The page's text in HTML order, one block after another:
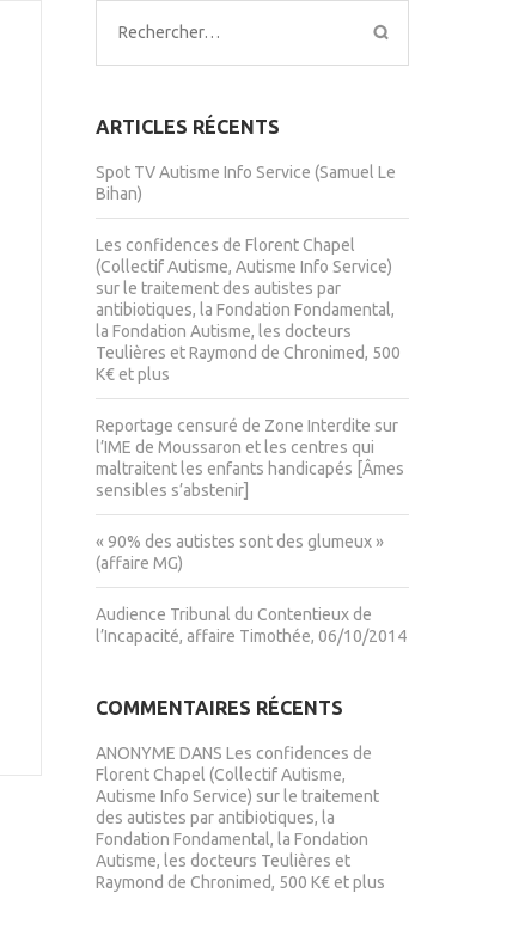
Rechercher :
ARTICLES RÉCENTS
Spot TV Autisme Info Service (Samuel Le
Bihan)
Les confidences de Florent Chapel
(Collectif Autisme, Autisme Info Service)
sur le traitement des autistes par
antibiotiques, la Fondation Fondamental,
la Fondation Autisme, les docteurs
Teulières et Raymond de Chronimed, 500
K€ et plus
Reportage censuré de Zone Interdite sur
l’IME de Moussaron et les centres qui
maltraitent les enfants handicapés [Âmes
sensibles s’abstenir]
« 90% des autistes sont des glumeux »
(affaire MG)
Audience Tribunal du Contentieux de
l’Incapacité, affaire Timothée, 06/10/2014
COMMENTAIRES RÉCENTS
ANONYME DANS Les confidences de
Florent Chapel (Collectif Autisme,
Autisme Info Service) sur le traitement
des autistes par antibiotiques, la
Fondation Fondamental, la Fondation
Autisme, les docteurs Teulières et
Raymond de Chronimed, 500 K€ et plus